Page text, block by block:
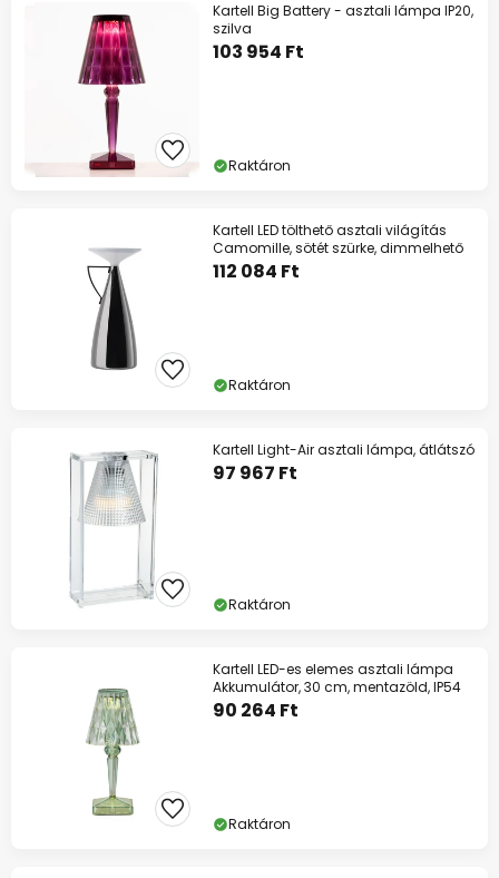
Kartell Big Battery - asztali lámpa IP20,
szilva
103 954 Ft
Raktáron
Kartell LED tölthető asztali világítás
Camomille, sötét szürke, dimmelhető
112 084 Ft
Raktáron
Kartell Light-Air asztali lámpa, átlátszó
97 967 Ft
Raktáron
Kartell LED-es elemes asztali lámpa
Akkumulátor, 30 cm, mentazöld, IP54
90 264 Ft
Raktáron